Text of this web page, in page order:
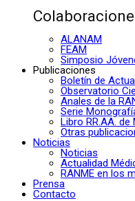
ALANAM
FEAM
Simposio
Publicaciones
Boletín de
Observatorio
Anales de la
Serie
Libro RR.AA. de
Otras
Noticias
Noticias
Actualidad
RANME en los
Prensa
Contacto